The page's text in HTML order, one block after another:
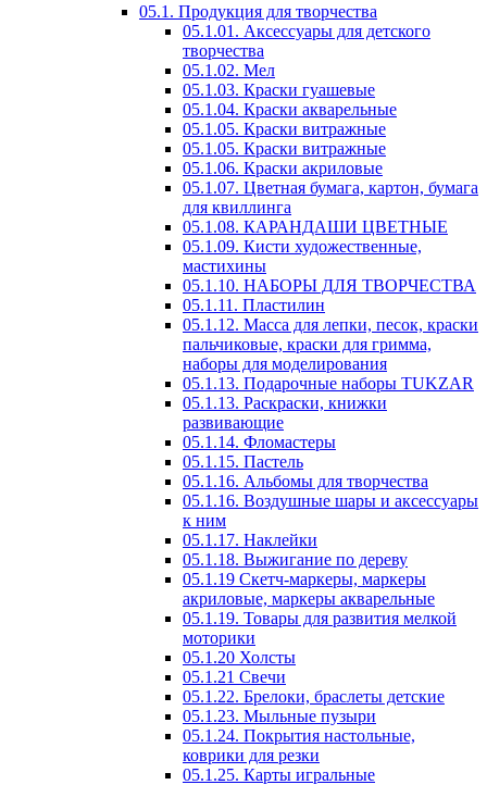
05.1. Продукция для творчества
05.1.01. Аксессуары для детского
творчества
05.1.02. Мел
05.1.03. Краски гуашевые
05.1.04. Краски акварельные
05.1.05. Краски витражные
05.1.05. Краски витражные
05.1.06. Краски акриловые
05.1.07. Цветная бумага, картон, бумага
для квиллинга
05.1.08. КАРАНДАШИ ЦВЕТНЫЕ
05.1.09. Кисти художественные,
мастихины
05.1.10. НАБОРЫ ДЛЯ ТВОРЧЕСТВА
05.1.11. Пластилин
05.1.12. Масса для лепки, песок, краски
пальчиковые, краски для гримма,
наборы для моделирования
05.1.13. Подарочные наборы TUKZAR
05.1.13. Раскраски, книжки
развивающие
05.1.14. Фломастеры
05.1.15. Пастель
05.1.16. Альбомы для творчества
05.1.16. Воздушные шары и аксессуары
к ним
05.1.17. Наклейки
05.1.18. Выжигание по дереву
05.1.19 Скетч-маркеры, маркеры
акриловые, маркеры акварельные
05.1.19. Товары для развития мелкой
моторики
05.1.20 Холсты
05.1.21 Свечи
05.1.22. Брелоки, браслеты детские
05.1.23. Мыльные пузыри
05.1.24. Покрытия настольные,
коврики для резки
05.1.25. Карты игральные